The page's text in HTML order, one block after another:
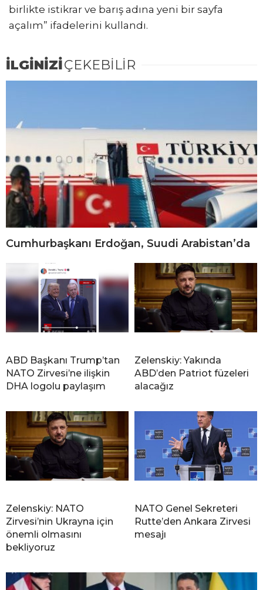
birlikte istikrar ve barış adına yeni bir sayfa
açalım” ifadelerini kullandı.
İLGİNİZİÇEKEBİLİR
Cumhurbaşkanı Erdoğan, Suudi Arabistan’da
ABD Başkanı Trump’tan
NATO Zirvesi’ne ilişkin
DHA logolu paylaşım
Zelenskiy: Yakında
ABD’den Patriot füzeleri
alacağız
Zelenskiy: NATO
Zirvesi’nin Ukrayna için
önemli olmasını
bekliyoruz
NATO Genel Sekreteri
Rutte’den Ankara Zirvesi
mesajı